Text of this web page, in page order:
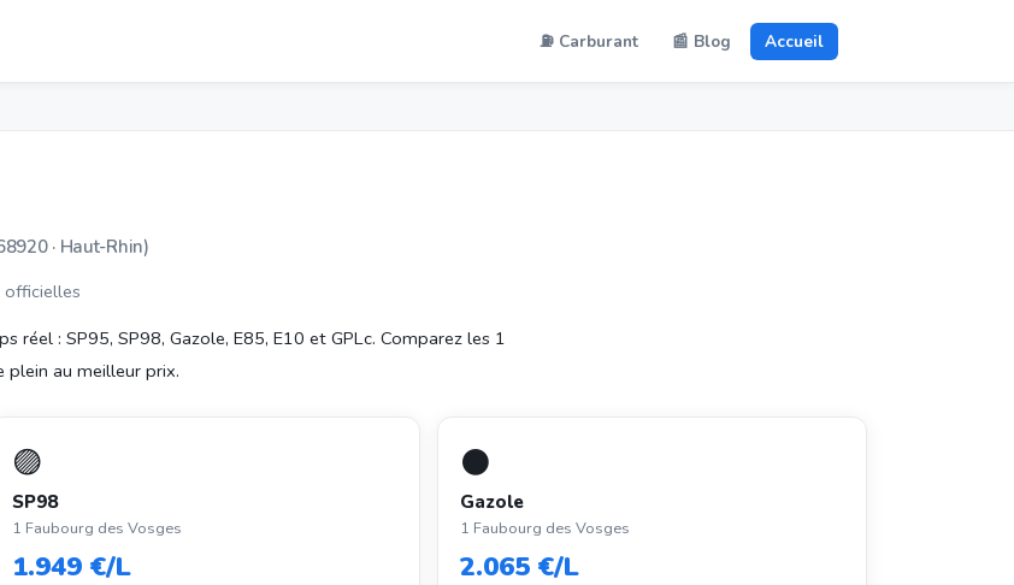
⛽ Carburant 📰 Blog Accueil
· Haut-Rhin)
officielles
réel : SP95, SP98, Gazole, E85, E10 et GPLc. Comparez les 1
au meilleur prix.
🟣
SP98
1 Faubourg des Vosges
1.949 €/L
⚫
Gazole
1 Faubourg des Vosges
2.065 €/L